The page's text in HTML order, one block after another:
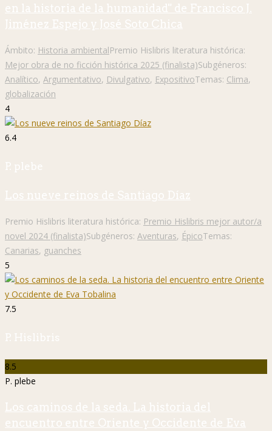
en la historia de la humanidad" de Francisco J.
Jiménez Espejo y José Soto Chica
Ámbito: Historia ambientalPremio Hislibris literatura histórica:
Mejor obra de no ficción histórica 2025 (finalista)Subgéneros:
Analítico, Argumentativo, Divulgativo, ExpositivoTemas: Clima,
globalización
4
6.4
P. plebe
Los nueve reinos de Santiago Díaz
Premio Hislibris literatura histórica: Premio Hislibris mejor autor/a
novel 2024 (finalista)Subgéneros: Aventuras, ÉpicoTemas:
Canarias, guanches
5
7.5
P. Hislibris
8.5
P. plebe
Los caminos de la seda. La historia del
encuentro entre Oriente y Occidente de Eva